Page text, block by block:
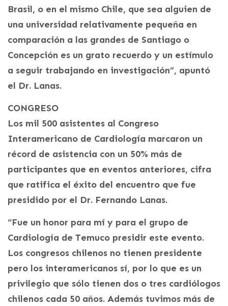
Brasil, o en el mismo Chile, que sea alguien de
una universidad relativamente pequeña en
comparación a las grandes de Santiago o
Concepción es un grato recuerdo y un estímulo
a seguir trabajando en investigación”, apuntó
el Dr. Lanas.
CONGRESO
Los mil 500 asistentes al Congreso
Interamericano de Cardiología marcaron un
récord de asistencia con un 50% más de
participantes que en eventos anteriores, cifra
que ratifica el éxito del encuentro que fue
presidido por el Dr. Fernando Lanas.
“Fue un honor para mí y para el grupo de
Cardiología de Temuco presidir este evento.
Los congresos chilenos no tienen presidente
pero los interamericanos sí, por lo que es un
privilegio que sólo tienen dos o tres cardiólogos
chilenos cada 50 años. Además tuvimos más de